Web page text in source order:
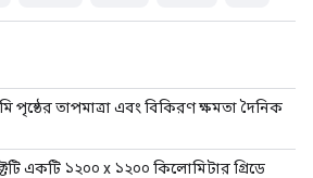
পৃষ্ঠের তাপমাত্রা এবং বিকিরণ ক্ষমতা দৈনিক
একটি ১২০০ x ১২০০ কিলোমিটার গ্রিডে